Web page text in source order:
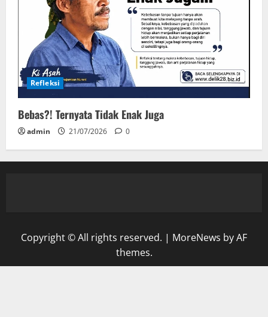
Refleksi
Bebas?! Ternyata Tidak Enak Juga
admin 21/07/2026 0
Copyright © All rights reserved. | MoreNews by AF
themes.